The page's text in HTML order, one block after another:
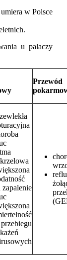
w Polsce
u palaczy
Przewód
zapalenie